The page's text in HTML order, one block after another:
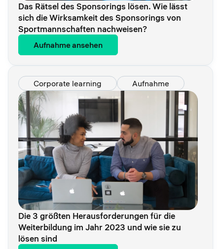
Das Rätsel des Sponsorings lösen. Wie lässt
sich die Wirksamkeit des Sponsorings von
Sportmannschaften nachweisen?
Aufnahme ansehen
Corporate learning Aufnahme
Die 3 größten Herausforderungen für die
Weiterbildung im Jahr 2023 und wie sie zu
lösen sind